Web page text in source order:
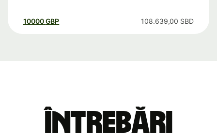
10000 GBP 108.639,00 SBD
Întrebări